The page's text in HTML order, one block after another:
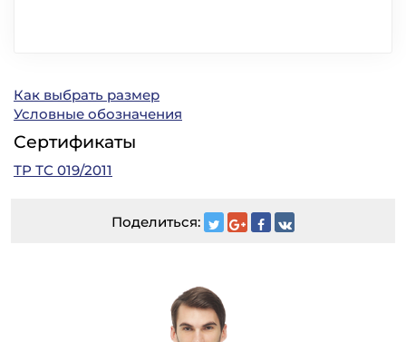
Как выбрать размер
Условные обозначения
Сертификаты
ТР ТС 019/2011
Поделиться: